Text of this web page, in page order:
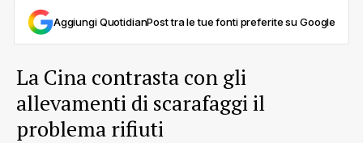
Aggiungi QuotidianPost tra le tue fonti preferite su Google
La Cina contrasta con gli
allevamenti di scarafaggi il
problema rifiuti